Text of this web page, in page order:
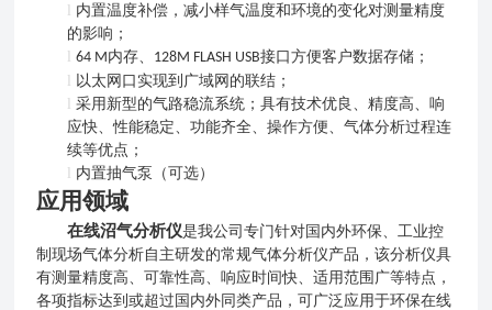
内置温度补偿，减小样气温度和环境的变化对测量精度
的影响；
l64 M 内存、 128M FLASH USB接口方便客户数据存储；
以太网口实现到广域网的联结；
l采用新型的气路稳流系统；具有技术优良、精度高、响
应快、性能稳定、功能齐全、操作方便、气体分析过程连
续等优点；
内置抽气泵（可选）
应用领域
在线沼气分析仪是我公司专门针对国内外环保、工业控
制现场气体分析自主研发的常规气体分析仪产品，该分析仪具
有测量精度高、可靠性高、响应时间快、适用范围广等特点，
各项指标达到或超过国内外同类产品，可广泛应用于环保在线